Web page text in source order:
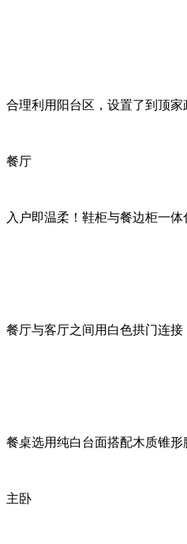
合理利用阳台区，设置了到顶
餐厅
入户即温柔！鞋柜与餐边柜一
餐厅与客厅之间用白色拱门连
餐桌选用纯白台面搭配木质锥
主卧